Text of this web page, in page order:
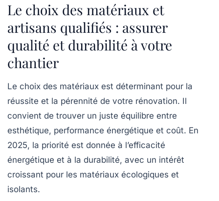
Le choix des matériaux et
artisans qualifiés : assurer
qualité et durabilité à votre
chantier
Le choix des matériaux est déterminant pour la
réussite et la pérennité de votre rénovation. Il
convient de trouver un juste équilibre entre
esthétique, performance énergétique et coût. En
2025, la priorité est donnée à l’efficacité
énergétique et à la durabilité, avec un intérêt
croissant pour les matériaux écologiques et
isolants.